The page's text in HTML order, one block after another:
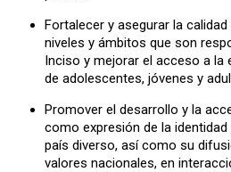
Fortalecer y asegurar la
niveles y ámbitos que son
Inciso y mejorar el acceso a la
de adolescentes, jóvenes y
Promover el desarrollo y la
como expresión de la
país diverso, así como su
valores nacionales, en